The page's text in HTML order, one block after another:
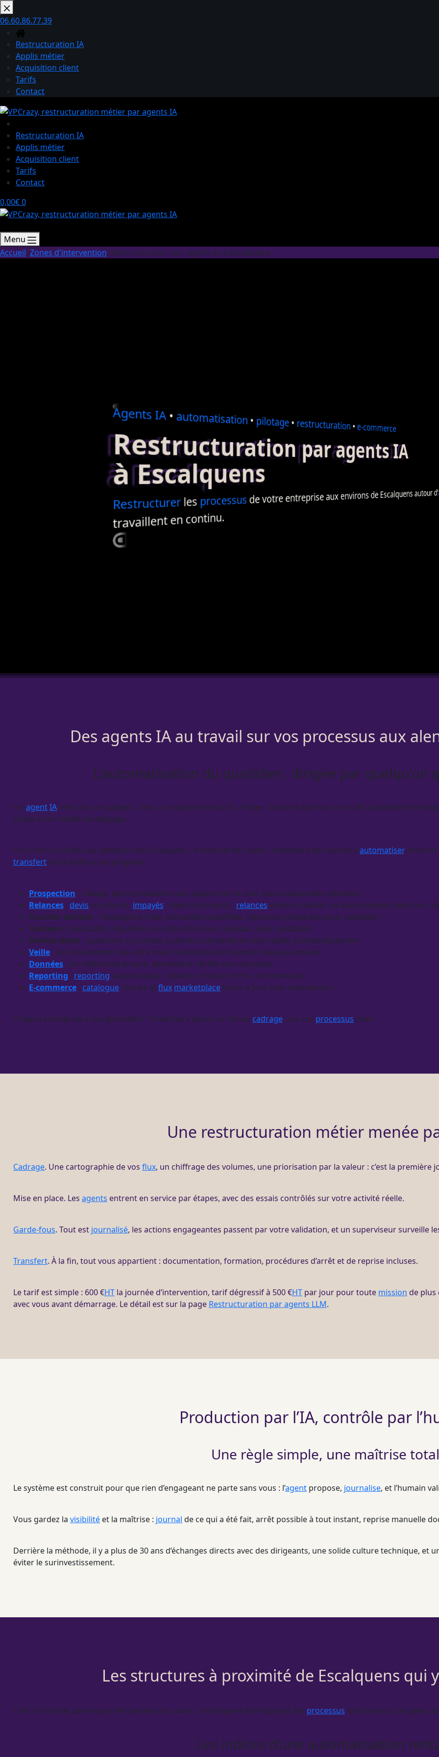
Passer
au
contenu
06.60.86.77.39
Restructuration IA
Applis métier
Acquisition client
Tarifs
Contact
Restructuration IA
Applis métier
Acquisition client
Tarifs
Contact
Panier
d’achat
0,00€0
Menu
Accueil Zones d'intervention Restructuration par agents IA à Escalquens
AgentsIA• automatisation• pilotage• restructuration•e-commerce
Restructuration par agents IA
à Escalquens
Restructurerles processusde votre entreprise aux environs de Escalquens autour d’
travaillent en continu.
Des agents IA au travail sur vos processus aux
L’automatisation du quotidien, dirigée par quelqu’un
Un agentIA n’est pas un gadget : c’est un programme qui lit, rédige, classe et agit sur vos outils quotidiens
grâce à un modèle de langage.
Pour votre société aux alentours de Escalquens, le déroulé est cadré : inventaire des tâches à automatiser, mise
transfert de la maîtrise au dirigeant.
Prospection : ciblage, personnalisation des approches et suivi automatique des réponses
Relances : devis en attente, impayés, clients dormants : relances prêtes à valider ou automatiques selon vos
Courrier entrant : messagerie triée, demandes qualifiées, réponses préparées pour validation
Contenu : publication régulière sur votre site et vos réseaux, avec validation
Service client : questions courantes, suivi de commande et avis traités automatiquement
Veille : les mouvements de votre marché détectés et résumés chaque semaine
Données : un référentiel propre, alimenté et vérifié sans ressaisie
Reporting : reporting automatique : collecte, mise en forme, commentaire
E-commerce : catalogue, stocks et flux marketplacetenus à jour sans intervention
Chaque entreprise a ses gisements : l’inventaire précis se fait au cadrage, sur vos processus réels.
Une restructuration métier menée
Cadrage. Une cartographie de vos flux, un chiffrage des volumes, une priorisation par la valeur : c’est la première
Mise en place. Les agents entrent en service par étapes, avec des essais contrôlés sur votre activité réelle.
Garde-fous. Tout est journalisé, les actions engageantes passent par votre validation, et un superviseur surveille
Transfert. À la fin, tout vous appartient : documentation, formation, procédures d’arrêt et de reprise incluses.
Le tarif est simple : 600 €HT la journée d’intervention, tarif dégressif à 500 €HT par jour pour toute mission de plus
avec vous avant démarrage. Le détail est sur la page Restructuration par agents LLM.
Production par l’IA, contrôle par
Une règle simple, une maîtrise
Le système est construit pour que rien d’engageant ne parte sans vous : l’agent propose, journalise, et l’humain
Vous gardez la visibilité et la maîtrise : journal de ce qui a été fait, arrêt possible à tout instant, reprise manuelle
Derrière la méthode, il y a plus de 30 ans d’échanges directs avec des dirigeants, une solide culture technique, et
éviter le surinvestissement.
Les structures à proximité de Escalquens qui
C’est un format pensé pour les petites structures : le dirigeant est impliqué, les processus sont connus, les gains
Les indices d’une automatisation